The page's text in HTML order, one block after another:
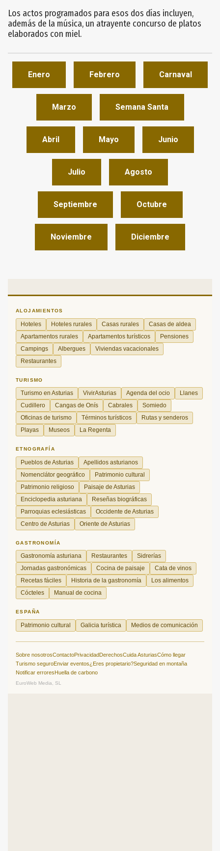
Los actos programados para esos dos días incluyen,
además de la música, un atrayente concurso de platos
elaborados con miel.
Enero Febrero Carnaval
Marzo Semana Santa
Abril Mayo Junio
Julio Agosto
Septiembre Octubre
Noviembre Diciembre